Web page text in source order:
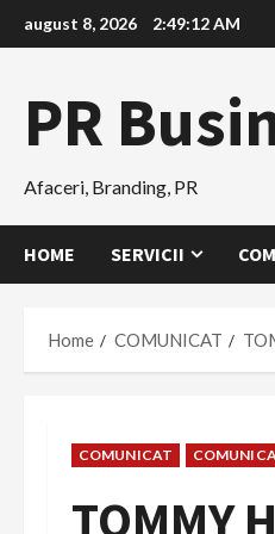
to
august 8, 2026 2:49:13 AM
PR
Afaceri, Branding, PR
HOME SERVICII
Home COMUNICAT
COMUNICAT
TOMMY